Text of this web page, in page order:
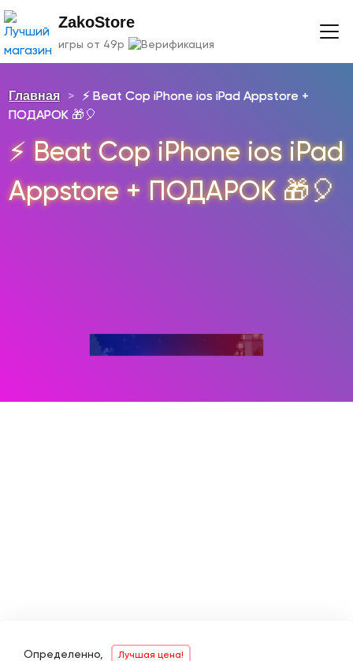
ZakoStore
игры от 49р
Главная >
⚡️ Beat Cop iPhone ios iPad Appstore +
ПОДАРОК 🎁🎈
⚡️ Beat Cop iPhone ios iPad
Appstore + ПОДАРОК 🎁🎈
Определенно, Лучшая цена!